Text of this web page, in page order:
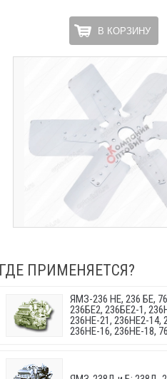
В КОРЗИНУ
ГДЕ ПРИМЕНЯЕТСЯ?
ЯМЗ-236 НЕ, 236 БЕ,
236БЕ2, 236БЕ2-1,
236НЕ-21, 236НЕ2-14,
236НЕ-16, 236НЕ-18,